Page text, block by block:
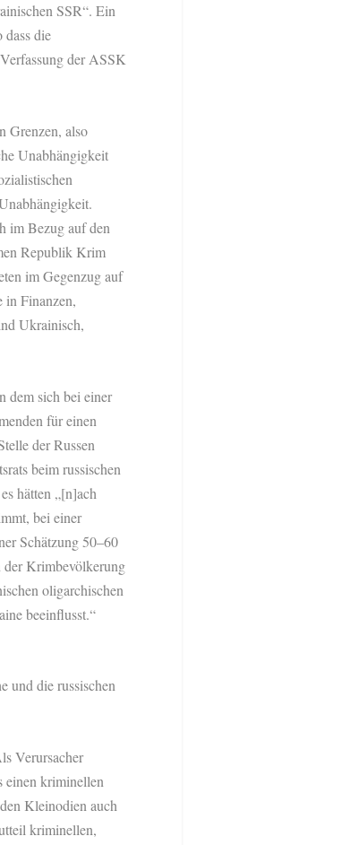
SSR“. Ein
die
der ASSK
Grenzen, also
Unabhängigkeit
im Bezug auf den
Republik Krim
im Gegenzug auf
in Finanzen,
Ukrainisch,
dem sich bei einer
für einen
der Russen
beim russischen
hätten „[n]ach
bei einer
Schätzung 50–60
der Krimbevölkerung
oligarchischen
beeinflusst.“
und die russischen
Verursacher
einen kriminellen
Kleinodien auch
kriminellen,